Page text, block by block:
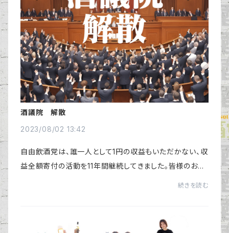
酒議院 解散
2023/08/02 13:42
自由飲酒党は、誰一人として1円の収益もいただかない、収
益全額寄付の活動を11年間継続してきました。皆様のおか
続きを読む